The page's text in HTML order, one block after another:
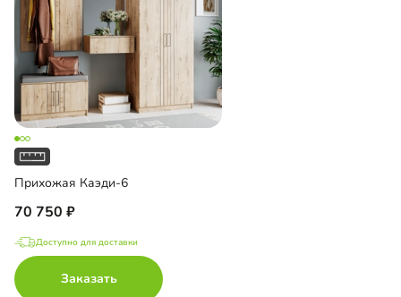
Прихожая Каэди-6
70 750
Доступно для доставки
Заказать